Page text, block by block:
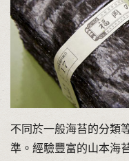
不同於一般海苔的分類
準。經驗豐富的山本海